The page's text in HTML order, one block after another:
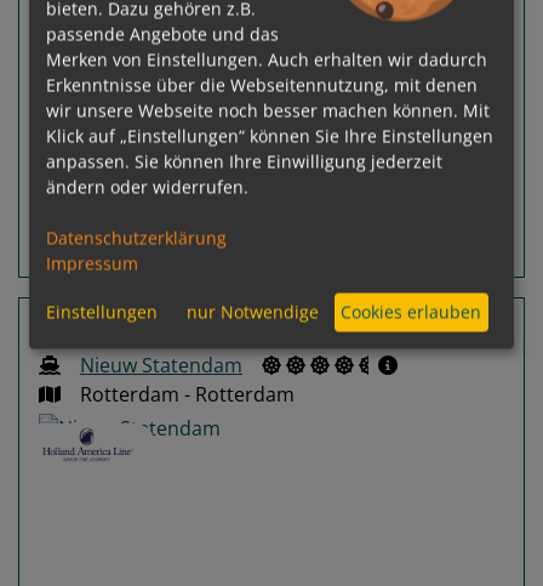
19.09.2026 -
02.10.2026
Leistungspakete
€ 2.709,-
Ausgebucht
inkl. Flug
p. P. ab€ 3.099,-
Routeninfos
14 Nächte Norwegen, England
Nieuw Statendam
Rotterdam - Rotterdam
bieten. Dazu gehören z.B.
passende Angebote und das
Merken von Einstellungen. Auch erhalten wir dadurch
Erkenntnisse über die Webseitennutzung, mit denen
wir unsere Webseite noch besser machen können. Mit
Klick auf „Einstellungen“ können Sie Ihre Einstellungen
anpassen. Sie können Ihre Einwilligung jederzeit
ändern oder widerrufen.
Datenschutzerklärung
Impressum
Einstellungen nur Notwendige Cookies erlauben